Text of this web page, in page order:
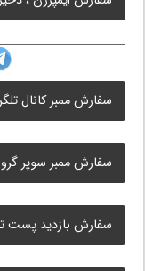
سفارش ممبر کانال
سفارش ممبر سوپر
سفارش بازدید پست